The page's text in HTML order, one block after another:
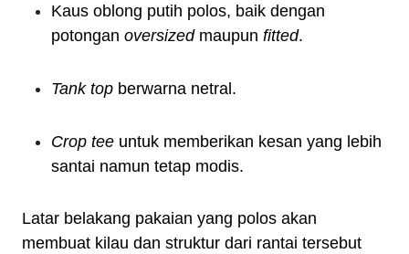
Kaus oblong putih polos, baik dengan
potongan oversizedmaupun fitted.
Tank top berwarna netral.
Crop tee untuk memberikan kesan yang lebih
santai namun tetap modis.
Latar belakang pakaian yang polos akan
membuat kilau dan struktur dari rantai tersebut